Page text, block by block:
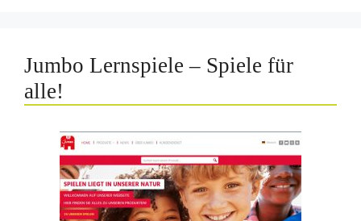
Jumbo Lernspiele – Spiele für
alle!